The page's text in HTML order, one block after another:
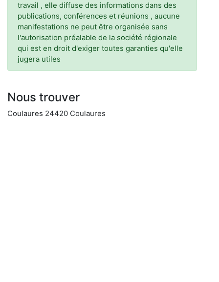
travail , elle diffuse des informations dans des
publications, conférences et réunions , aucune
manifestations ne peut être organisée sans
l'autorisation préalable de la société régionale
qui est en droit d'exiger toutes garanties qu'elle
jugera utiles
Nous trouver
Coulaures 24420 Coulaures